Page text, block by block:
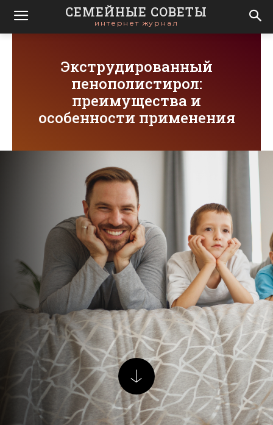
СЕМЕЙНЫЕ СОВЕТЫ
интернет журнал
Экструдированный
пенополистирол:
преимущества и
особенности применения